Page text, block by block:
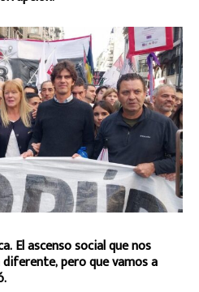
El ascenso social que nos
pero que vamos a